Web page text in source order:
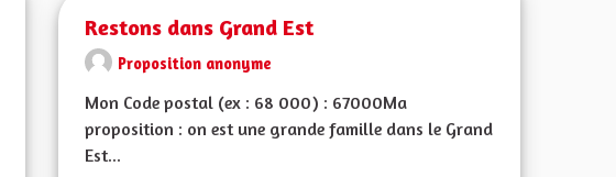
Restons dans Grand Est
Proposition anonyme
Mon Code postal (ex : 68 000) : 67000Ma
proposition : on est une grande famille dans le Grand
Est...